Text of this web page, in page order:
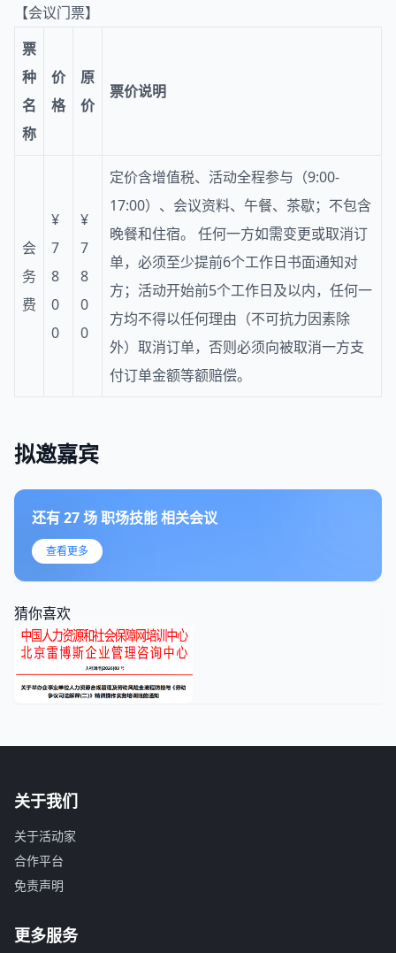
【会议门票】
票
种
名
称
价
格
原
价
票价说明
会
务
费
¥
7
8
0
0
¥
7
8
0
0
定价含增值税、活动全程参与（9:00-
17:00）、会议资料、午餐、茶歇；不包含
晚餐和住宿。 任何一方如需变更或取消订
单，必须至少提前6个工作日书面通知对
方；活动开始前5个工作日及以内，任何一
方均不得以任何理由（不可抗力因素除
外）取消订单，否则必须向被取消一方支
付订单金额等额赔偿。
拟邀嘉宾
还有27场职场技能相关会议
查看更多
猜你喜欢
关于我们
关于活动家
合作平台
免责声明
更多服务